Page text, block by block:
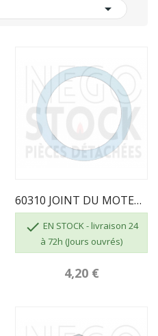

60310 JOINT DU MOTEUR EXTRACTEUR ECOFOREST
 EN STOCK - livraison 24
à 72h (Jours ouvrés)
4,20 €